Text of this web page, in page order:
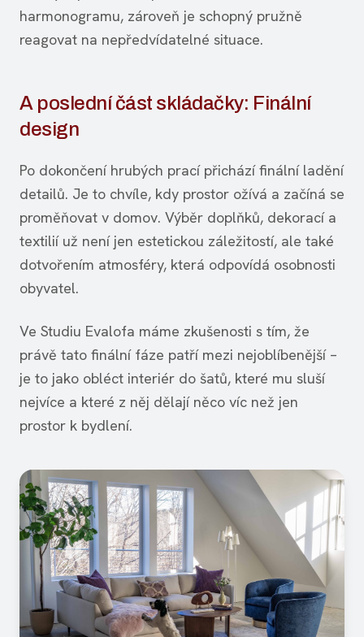
harmonogramu, zároveň je schopný pružně
reagovat na nepředvídatelné situace.
A poslední část skládačky: Finální
design
Po dokončení hrubých prací přichází finální ladění
detailů. Je to chvíle, kdy prostor ožívá a začíná se
proměňovat v domov. Výběr doplňků, dekorací a
textilií už není jen estetickou záležitostí, ale také
dotvořením atmosféry, která odpovídá osobnosti
obyvatel.
Ve Studiu Evalofa máme zkušenosti s tím, že
právě tato finální fáze patří mezi nejoblíbenější –
je to jako obléct interiér do šatů, které mu sluší
nejvíce a které z něj dělají něco víc než jen
prostor k bydlení.